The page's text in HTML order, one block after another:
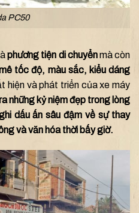
PC50
phương tiện di chuyểnmà còn
tốc độ, màu sắc, kiểu dáng
hiện và phát triển của xe máy
những kỷ niệm đẹp trong lòng
dấu ấn sâu đậm về sự thay
và văn hóa thời bấy giờ.